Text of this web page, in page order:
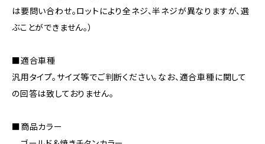
は要問い合わせ。ロットにより全ネジ、半ネジが異なりますが、選
ぶことができません。）
■適合車種
汎用タイプ。サイズ等でご判断ください。なお、適合車種に関して
の回答は致しておりません。
■商品カラー